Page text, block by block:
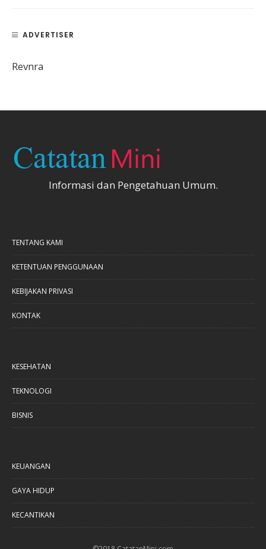
ADVERTISER
Revnra
Informasi dan Pengetahuan Umum.
TENTANG KAMI
KETENTUAN PENGGUNAAN
KEBIJAKAN PRIVASI
KONTAK
KESEHATAN
TEKNOLOGI
BISNIS
KEUANGAN
GAYA HIDUP
KECANTIKAN